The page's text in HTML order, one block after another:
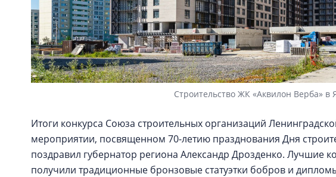
Строительство ЖК «Аквилон Верба»
Итоги конкурса Союза строительных организаций
мероприятии, посвященном 70-летию празднования Дня
поздравил губернатор региона Александр Дрозденко. Лучшие
получили традиционные бронзовые статуэтки бобров и